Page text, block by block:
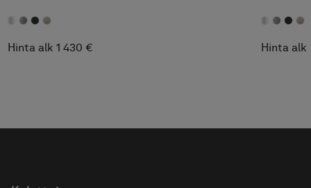
on ikkuna.Täydennä Pile-suihkutilan
Hinta alk 1 430 €
Hinta alk